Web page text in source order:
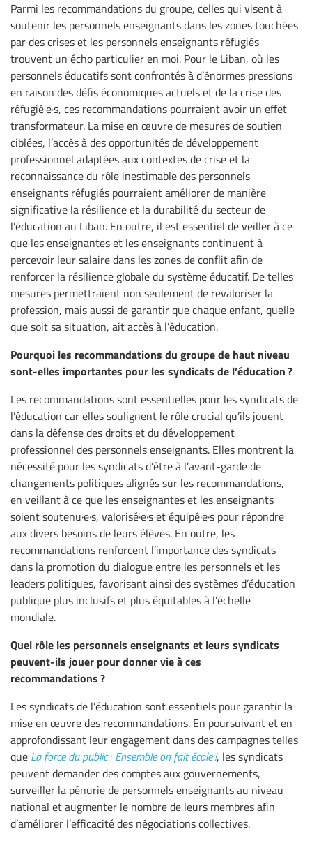
Parmi les recommandations du groupe, celles qui visent à
soutenir les personnels enseignants dans les zones touchées
par des crises et les personnels enseignants réfugiés
trouvent un écho particulier en moi. Pour le Liban, où les
personnels éducatifs sont confrontés à d’énormes pressions
en raison des défis économiques actuels et de la crise des
réfugié·e·s, ces recommandations pourraient avoir un effet
transformateur. La mise en œuvre de mesures de soutien
ciblées, l’accès à des opportunités de développement
professionnel adaptées aux contextes de crise et la
reconnaissance du rôle inestimable des personnels
enseignants réfugiés pourraient améliorer de manière
significative la résilience et la durabilité du secteur de
l’éducation au Liban. En outre, il est essentiel de veiller à ce
que les enseignantes et les enseignants continuent à
percevoir leur salaire dans les zones de conflit afin de
renforcer la résilience globale du système éducatif. De telles
mesures permettraient non seulement de revaloriser la
profession, mais aussi de garantir que chaque enfant, quelle
que soit sa situation, ait accès à l’éducation.
Pourquoi les recommandations du groupe de haut niveau
sont-elles importantes pour les syndicats de l’éducation ?
Les recommandations sont essentielles pour les syndicats de
l’éducation car elles soulignent le rôle crucial qu’ils jouent
dans la défense des droits et du développement
professionnel des personnels enseignants. Elles montrent la
nécessité pour les syndicats d’être à l’avant-garde de
changements politiques alignés sur les recommandations,
en veillant à ce que les enseignantes et les enseignants
soient soutenu·e·s, valorisé·e·s et équipé·e·s pour répondre
aux divers besoins de leurs élèves. En outre, les
recommandations renforcent l’importance des syndicats
dans la promotion du dialogue entre les personnels et les
leaders politiques, favorisant ainsi des systèmes d’éducation
publique plus inclusifs et plus équitables à l’échelle
mondiale.
Quel rôle les personnels enseignants et leurs syndicats
peuvent-ils jouer pour donner vie à ces
recommandations ?
Les syndicats de l’éducation sont essentiels pour garantir la
mise en œuvre des recommandations. En poursuivant et en
approfondissant leur engagement dans des campagnes telles
que La force du public : Ensemble on fait école !, les syndicats
peuvent demander des comptes aux gouvernements,
surveiller la pénurie de personnels enseignants au niveau
national et augmenter le nombre de leurs membres afin
d’améliorer l’efficacité des négociations collectives.